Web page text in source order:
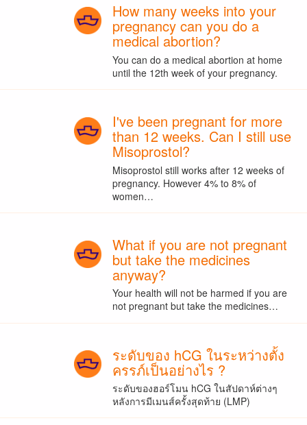
How many weeks into your
pregnancy can you do a
medical abortion?
You can do a medical abortion at home
until the 12th week of your pregnancy.
I've been pregnant for more
than 12 weeks. Can I still use
Misoprostol?
Misoprostol still works after 12 weeks of
pregnancy. However 4% to 8% of
women…
What if you are not pregnant
but take the medicines
anyway?
Your health will not be harmed if you are
not pregnant but take the medicines…
ระดับของ hCG ในระหว่างตั้ง
ครรภ์เป็นอย่างไร ?
ระดับของฮอร์โมน hCG ในสัปดาห์ต่างๆ
หลังการมีเมนส์ครั้งสุดท้าย (LMP)